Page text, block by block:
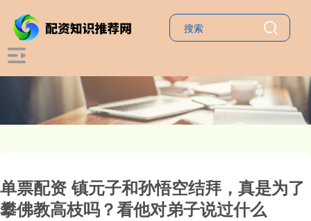
单票配资 镇元子和孙悟空结拜，真是为了
攀佛教高枝吗？看他对弟子说过什么